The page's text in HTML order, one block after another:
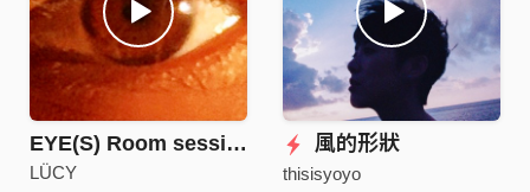
EYE(S) Room session
LÜCY
風的形狀
thisisyoyo